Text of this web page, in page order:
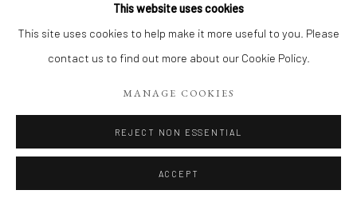
AGNÈS LOUMAGNE-BONDU ,BALADE AU BANC
D'ARGUIN,2023
This website uses cookies
This site uses cookies to help make it more useful to you. Please
contact us to find out more about our Cookie Policy.
MANAGE COOKIES
REJECT NON ESSENTIAL
ACCEPT